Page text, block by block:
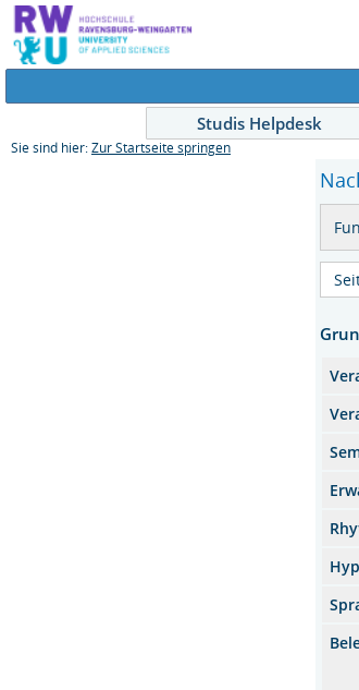
Studis Helpdesk
Sie sind hier: Zur Startseite springen